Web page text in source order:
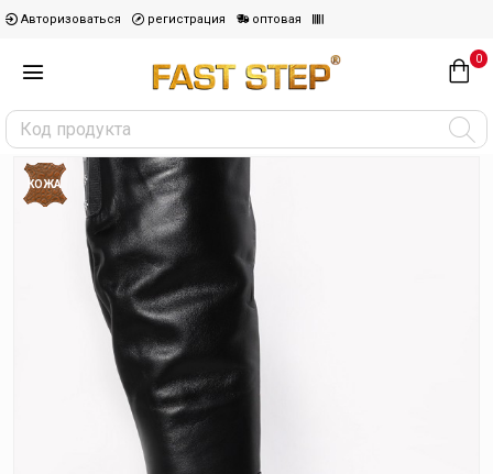
Авторизоваться регистрация оптовая
0
КОЖА